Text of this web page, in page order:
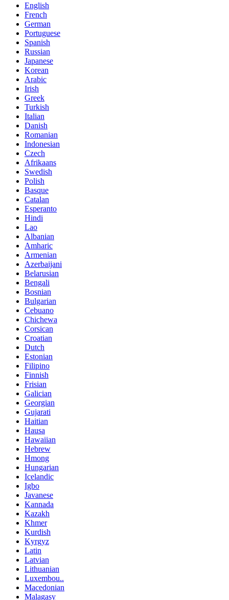
English
French
German
Portuguese
Spanish
Russian
Japanese
Korean
Arabic
Irish
Greek
Turkish
Italian
Danish
Romanian
Indonesian
Czech
Afrikaans
Swedish
Polish
Basque
Catalan
Esperanto
Hindi
Lao
Albanian
Amharic
Armenian
Azerbaijani
Belarusian
Bengali
Bosnian
Bulgarian
Cebuano
Chichewa
Corsican
Croatian
Dutch
Estonian
Filipino
Finnish
Frisian
Galician
Georgian
Gujarati
Haitian
Hausa
Hawaiian
Hebrew
Hmong
Hungarian
Icelandic
Igbo
Javanese
Kannada
Kazakh
Khmer
Kurdish
Kyrgyz
Latin
Latvian
Lithuanian
Luxembou..
Macedonian
Malagasy